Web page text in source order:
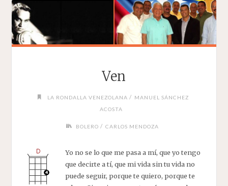
Ven
LA RONDALLA VENEZOLANA / MANUEL SÁNCHEZ
ACOSTA
BOLERO / CARLOS MENDOZA
Yo no se lo que me pasa a mí, que yo tengo
que decirte a tí, que mi vida sin tu vida no
puede seguir, porque te quiero, porque te